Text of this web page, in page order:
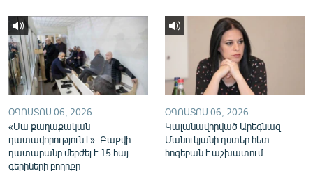
ՕԳՈՍՏՈՍ 06, 2026
«Սա քաղաքական
դատավորություն է». Բաքվի
դատարանը մերժել է 15 հայ
գերիների բողոքը
ՕԳՈՍՏՈՍ 06, 2026
Կալանավորված Արեգնազ
Մանուկյանի դստեր հետ
հոգեբան է աշխատում